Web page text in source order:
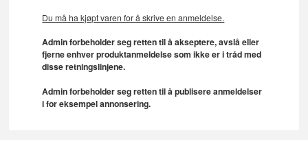
Du må ha kjøpt varen for å skrive en anmeldelse.
Admin forbeholder seg retten til å akseptere, avslå eller
fjerne enhver produktanmeldelse som ikke er i tråd med
disse retningslinjene.
Admin forbeholder seg retten til å publisere anmeldelser
i for eksempel annonsering.